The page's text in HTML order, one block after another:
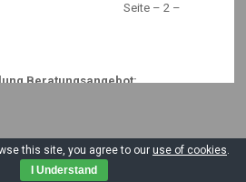
this site, you agree to our use of cookies.
I Understand
Seite – 2 –
Beratungsangebot:
über den gewünschten
Vertragsvermittlung oder dem
angeboten. Ob der
und erhalten hatte, ergibt sich aus